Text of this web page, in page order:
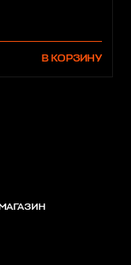
В КОРЗИНУ